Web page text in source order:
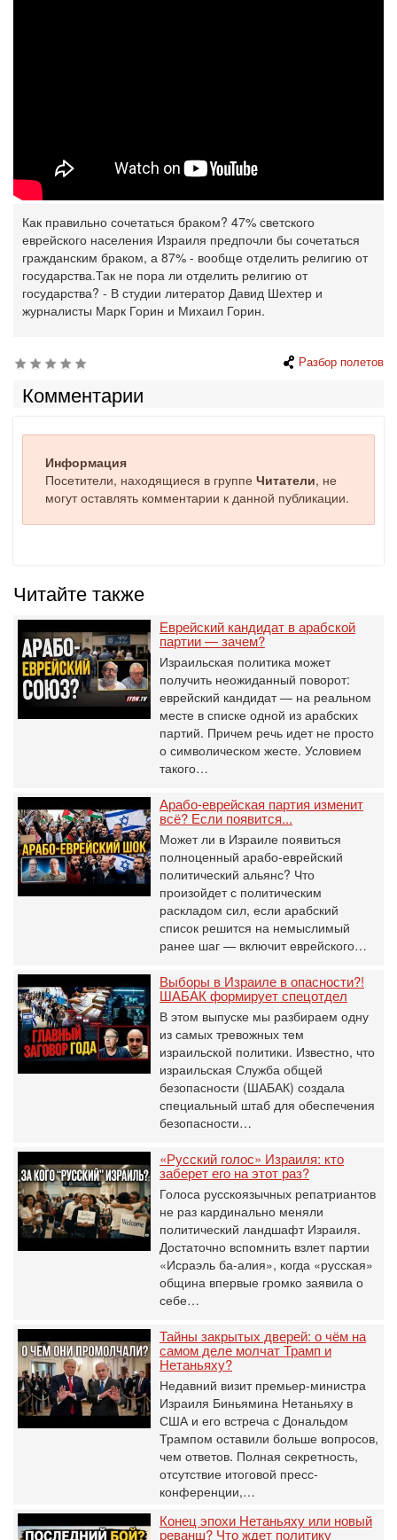
Как правильно сочетаться браком? 47% светского
еврейского населения Израиля предпочли бы сочетаться
гражданским браком, а 87% - вообще отделить ‎религию от
государства.Так не пора ли отделить религию от
государства? - В студии литератор Давид Шехтер и
‎журналисты Марк Горин и Михаил Горин.
Разбор полетов
Комментарии
Информация
Посетители, находящиеся в группе Читатели, не
могут оставлять комментарии к данной публикации.
Читайте также
Еврейский кандидат в арабской
партии — зачем?
Израильская политика может
получить неожиданный поворот:
еврейский кандидат — на реальном
месте в списке одной из арабских
партий. Причем речь идет не просто
о символическом жесте. Условием
такого…
Арабо-еврейская партия изменит
всё? Если появится...
Может ли в Израиле появиться
полноценный арабо-еврейский
политический альянс? Что
произойдет с политическим
раскладом сил, если арабский
список решится на немыслимый
ранее шаг — включит еврейского…
Выборы в Израиле в опасности?!
ШАБАК формирует спецотдел
В этом выпуске мы разбираем одну
из самых тревожных тем
израильской политики. Известно, что
израильская Служба общей
безопасности (ШАБАК) создала
специальный штаб для обеспечения
безопасности…
«Русский голос» Израиля: кто
заберет его на этот раз?
Голоса русскоязычных репатриантов
не раз кардинально меняли
политический ландшафт Израиля.
Достаточно вспомнить взлет партии
«Исраэль ба-алия», когда «русская»
община впервые громко заявила о
себе…
Тайны закрытых дверей: о чём на
самом деле молчат Трамп и
Нетаньяху?
Недавний визит премьер-министра
Израиля Биньямина Нетаньяху в
США и его встреча с Дональдом
Трампом оставили больше вопросов,
чем ответов. Полная секретность,
отсутствие итоговой пресс-
конференции,…
Конец эпохи Нетаньяху или новый
реванш? Что ждет политику